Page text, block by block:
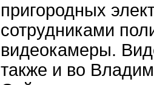
пригородных
сотрудниками
видеокамеры.
также и во